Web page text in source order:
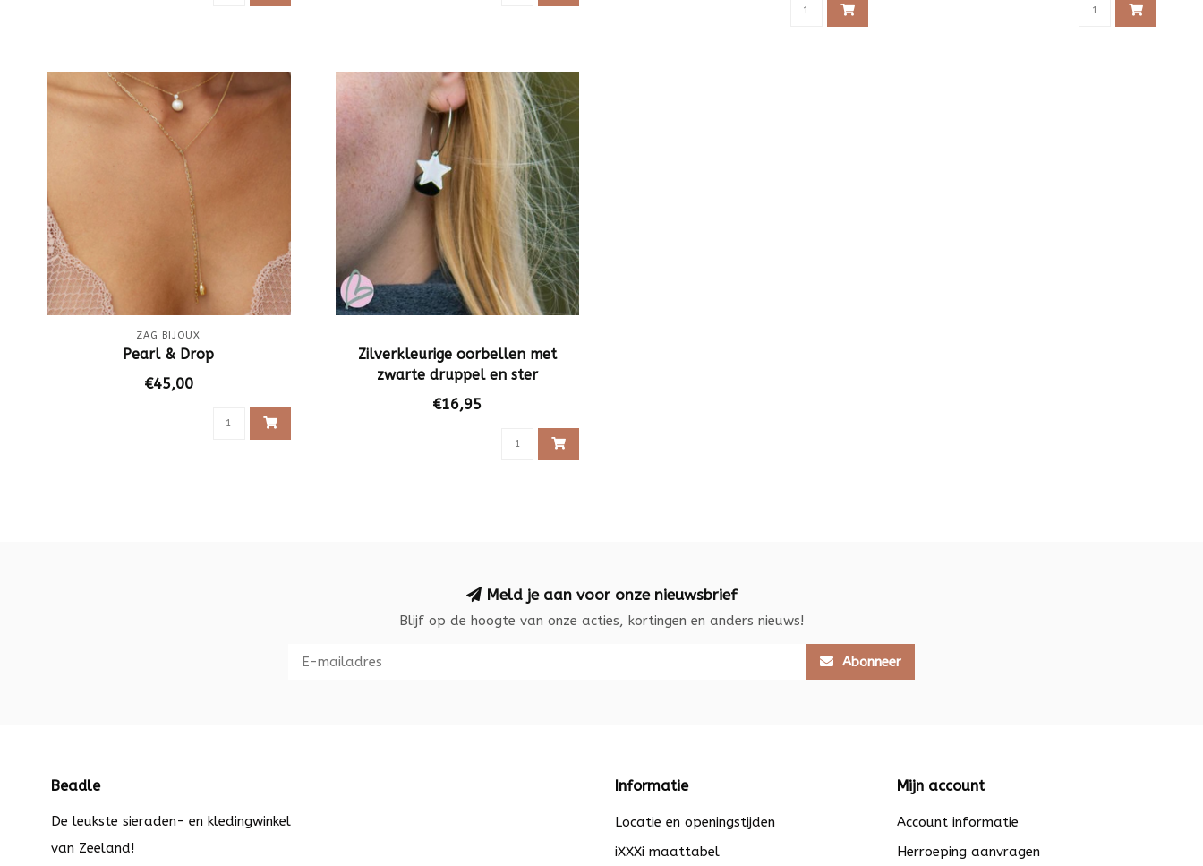
ZAG BIJOUX
Pearl & Drop
€45,00
Zilverkleurige oorbellen met
zwarte druppel en ster
€16,95
Meld je aan voor onze nieuwsbrief
Blijf op de hoogte van onze acties, kortingen en anders nieuws!
Abonneer
Beadle
De leukste sieraden- en kledingwinkel
van Zeeland!
Informatie
Locatie en openingstijden
iXXXi maattabel
Mijn account
Account informatie
Herroeping aanvragen